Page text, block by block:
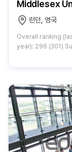
Middlesex
런던, 영국
Overall ranking
year): 296 (301)